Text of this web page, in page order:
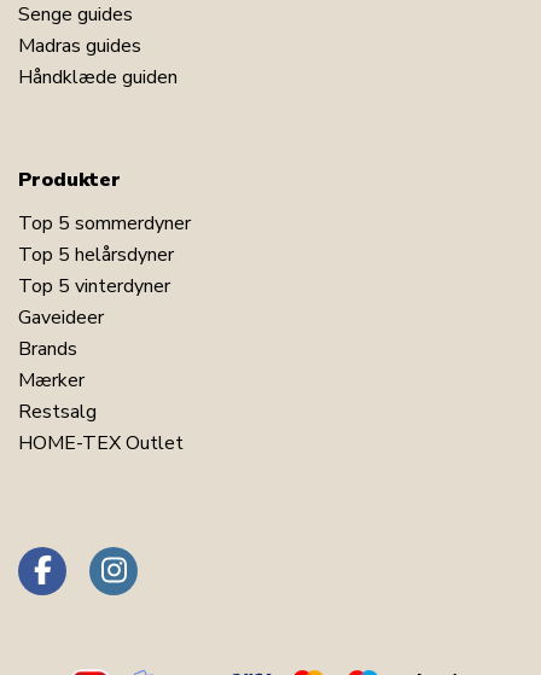
Senge guides
Madras guides
Håndklæde guiden
Produkter
Top 5 sommerdyner
Top 5 helårsdyner
Top 5 vinterdyner
Gaveideer
Brands
Mærker
Restsalg
HOME-TEX Outlet